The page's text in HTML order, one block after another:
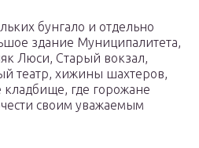
бунгало и отдельно
здание Муниципалитета,
Люси, Старый вокзал,
театр, хижины шахтеров,
где горожане
своим уважаемым